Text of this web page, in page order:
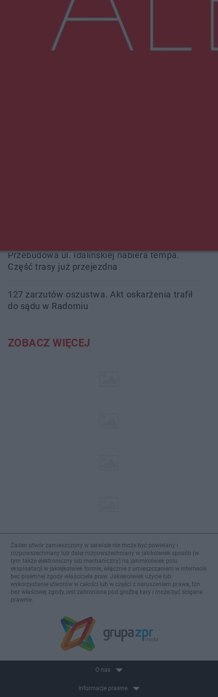
Więcej
Przebudowa ul. Idalińskiej nabiera tempa.
Część trasy już przejezdna
127 zarzutów oszustwa. Akt oskarżenia trafił
do sądu w Radomiu
ZOBACZ WIĘCEJ
Żaden utwór zamieszczony w serwisie nie może być powielany i
rozpowszechniany lub dalej rozpowszechniany w jakikolwiek sposób (w
tym także elektroniczny lub mechaniczny) na jakimkolwiek polu
eksploatacji w jakiejkolwiek formie, włącznie z umieszczaniem w Internecie
bez pisemnej zgody właściciela praw. Jakiekolwiek użycie lub
wykorzystanie utworów w całości lub w części z naruszeniem prawa, tzn.
bez właściwej zgody, jest zabronione pod groźbą kary i może być ścigane
prawnie.
O nas
Informacje prawne